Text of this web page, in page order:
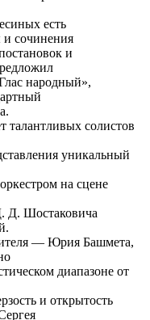
есть
сочинения
и
народный»,
солистов
уникальный
на сцене
Д. Шостаковича
— Юрия Башмета,
диапазоне от
и открытость